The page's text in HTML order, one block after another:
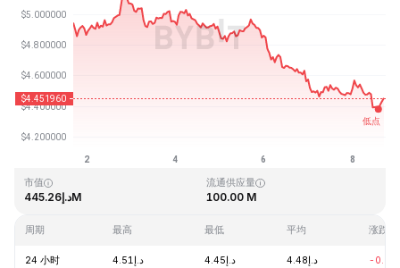
历史最高价格
د.إ0.657401
市值
د.إ445.26M
流通供应量
100.00 M
周期 最高 最低 平均 涨跌
24 小时 د.إ4.51 د.إ4.45 د.إ4.48 -